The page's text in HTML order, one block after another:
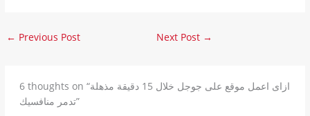
← Previous Post Next Post →
6 thoughts on “ازاى اعمل موقع على جوجل خلال 15 دقيقة مذهلة
تدمر منافسيك”